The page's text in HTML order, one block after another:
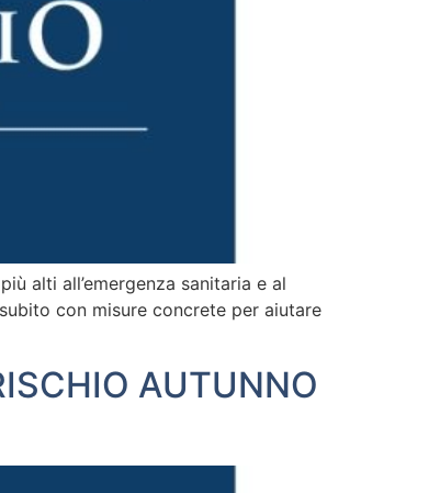
alti all’emergenza sanitaria e al
con misure concrete per aiutare
AUTUNNO